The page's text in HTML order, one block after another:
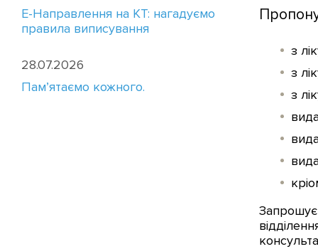
E-Направлення на КТ: нагадуємо
правила виписування
28.07.2026
Пам’ятаємо кожного.
з
з
з